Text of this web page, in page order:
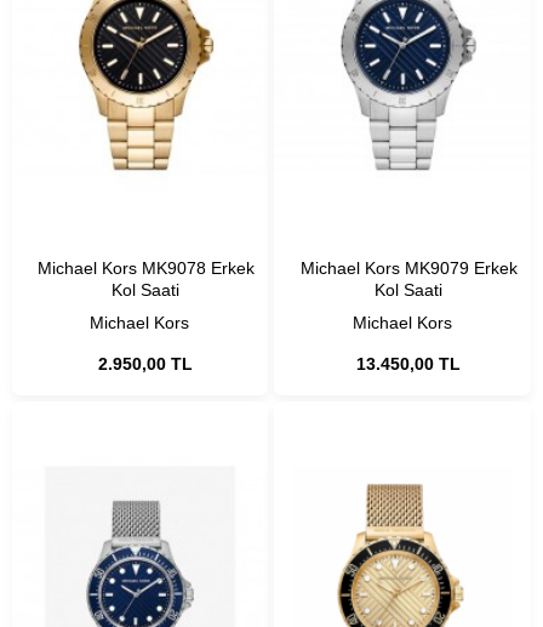
Michael Kors
Michael Kors MK9078 Erkek
Kol Saati
2.950,00 TL
Michael Kors
Michael Kors MK9079 Erkek
Kol Saati
13.450,00 TL